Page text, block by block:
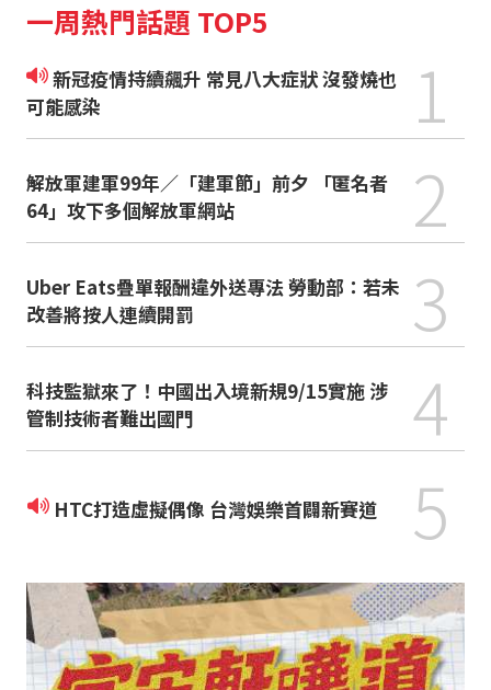
一周熱門話題 TOP5
新冠疫情持續飆升 常見八大症狀 沒發燒也
可能感染
1
解放軍建軍99年／「建軍節」前夕 「匿名者
64」攻下多個解放軍網站
2
Uber Eats疊單報酬違外送專法 勞動部：若未
改善將按人連續開罰
3
科技監獄來了！中國出入境新規9/15實施 涉
管制技術者難出國門
4
HTC打造虛擬偶像 台灣娛樂首闢新賽道 5